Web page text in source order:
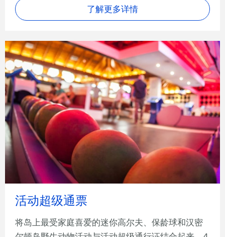
了解更多详情
活动超级通票
将岛上最受家庭喜爱的迷你高尔夫、保龄球和汉密